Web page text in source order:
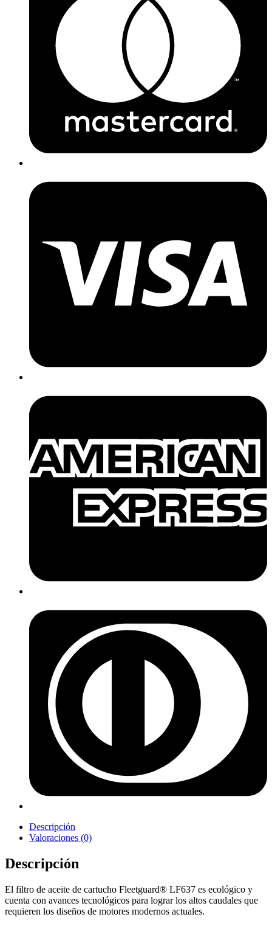
Descripción
Valoraciones (0)
Descripción
El filtro de aceite de cartucho Fleetguard® LF637 es ecológico y
cuenta con avances tecnológicos para lograr los altos caudales que
requieren los diseños de motores modernos actuales.